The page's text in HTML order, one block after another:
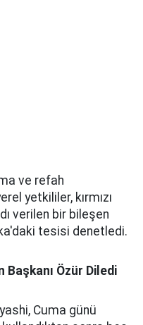
ve refah
yetkililer, kırmızı
verilen bir bileşen
tesisi denetledi.
Başkanı Özür Diledi
Cuma günü